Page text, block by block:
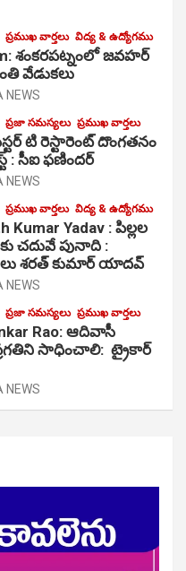
ప్రముఖ వార్తలు విద్య & ఉద్యోగము
శంకరపట్నంలో జవహర్
వేడుకలు
NEWS
ప్రజా సమస్యలు ప్రముఖ వార్తలు
టి రెస్టారెంట్ దొంగతనం
: సీఐ ఫణిందర్
NEWS
ప్రముఖ వార్తలు విద్య & ఉద్యోగము
Kumar Yadav : పిల్లల
చదువే పునాది :
శరత్ కుమార్ యాదవ్
NEWS
ప్రజా సమస్యలు ప్రముఖ వార్తలు
Rao: ఆదివాసీ
సాధించాలి: ట్రైకార్
NEWS